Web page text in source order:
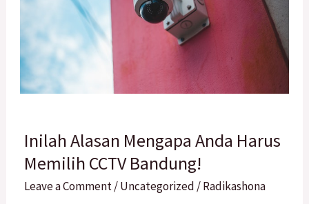
Inilah Alasan Mengapa Anda Harus
Memilih CCTV Bandung!
Leave a Comment/Uncategorized /Radikashona
Alasan
Mengapa
Harus